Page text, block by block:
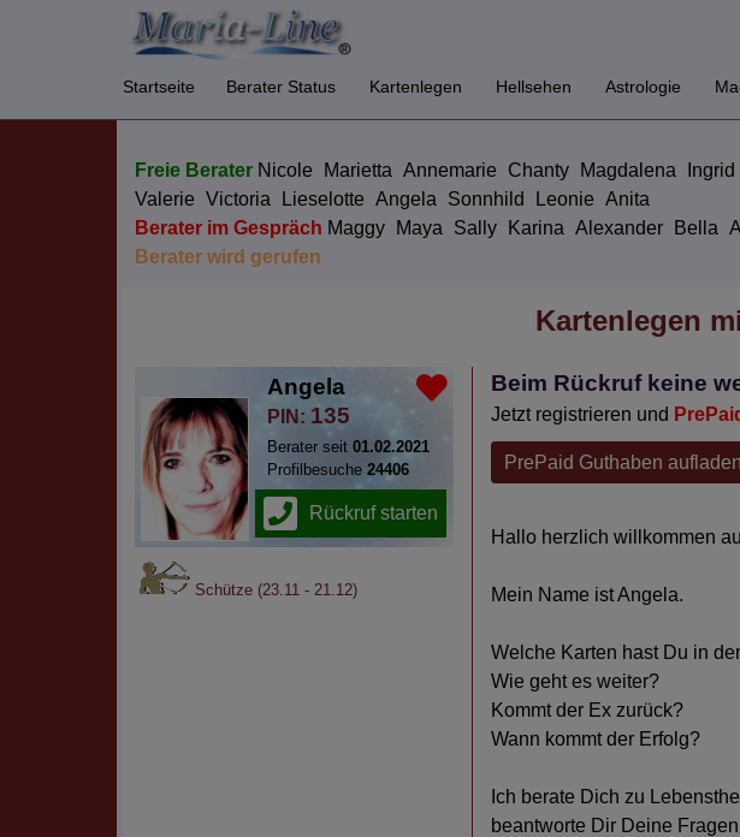
Startseite Berater Status Kartenlegen Hellsehen Astrologie
Freie Berater Nicole Marietta Annemarie Chanty Magdalena Ingrid
Valerie Victoria Lieselotte Angela Sonnhild Leonie Anita
Berater im Gespräch Maggy Maya Sally Karina Alexander Bella
Berater wird gerufen
Kartenlegen
Angela
PIN: 135
Berater seit 01.02.2021
Profilbesuche 24406
Schütze (23.11 - 21.12)
Beim Rückruf keine
Jetzt registrieren und
PrePaid Guthaben aufladen
Hallo herzlich willkommen
Mein Name ist Angela.
Welche Karten hast Du in
Wie geht es weiter?
Kommt der Ex zurück?
Wann kommt der Erfolg?
Ich berate Dich zu
beantworte Dir Deine